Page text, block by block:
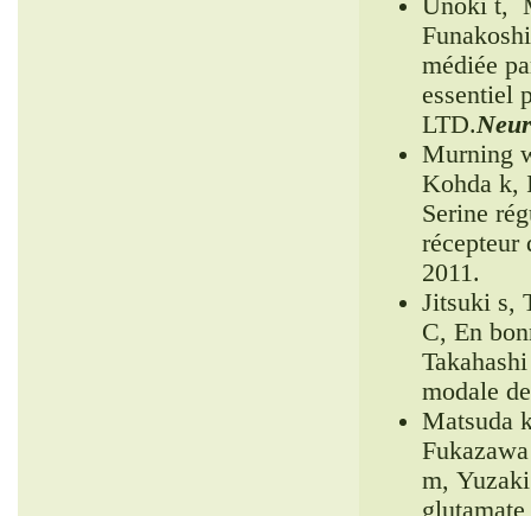
Unoki t,
médiée
essentiel
LTD.
Murning
Kohda k,
Serine
récepteur
2011.
Jitsuki s,
C, En
modale
Matsuda
m,